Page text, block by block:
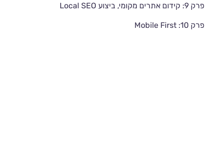
פרק 9: קידום אתרים מקומי, ביצוע Local SEO
פרק 10: Mobile First